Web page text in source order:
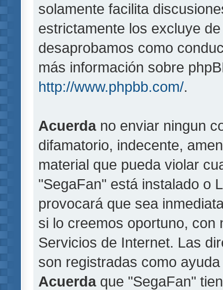
solamente facilita
estrictamente los excluye
desaprobamos como
más información sobre
http://www.phpbb.com/.
Acuerdano enviar ningun
difamatorio, indecente,
material que pueda violar
"SegaFan" está instalado o
provocará que sea
si lo creemos oportuno, con
Servicios de Internet. Las
son registradas como
Acuerdaque "SegaFan"